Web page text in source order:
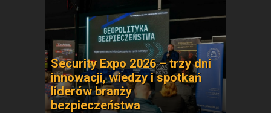
Security Expo 2026 – trzy dni
innowacji, wiedzy i spotkań
liderów branży
bezpieczeństwa